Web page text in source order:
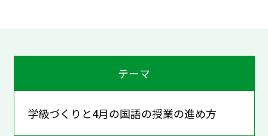
テーマ
学級づくりと4月の国語の授業の進め方